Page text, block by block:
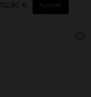
112,90 € Ajouter